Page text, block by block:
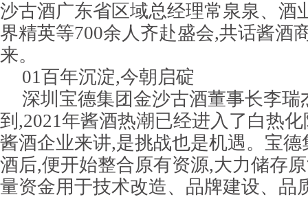
沙古酒广东省区域总经理常泉泉、酒
界精英等700余人齐赴盛会,共话酱酒
来。
01百年沉淀,今朝启碇
深圳宝德集团金沙古酒董事长李瑞
到,2021年酱酒热潮已经进入了白热
酱酒企业来讲,是挑战也是机遇。宝
酒后,便开始整合原有资源,大力储存
量资金用于技术改造、品牌建设、品